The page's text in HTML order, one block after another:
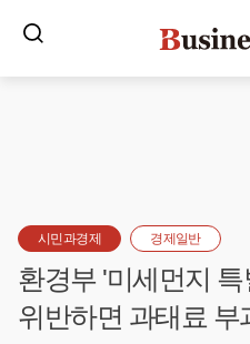
시민과경제 경제일반
환경부 '미세먼지
위반하면 과태료 부